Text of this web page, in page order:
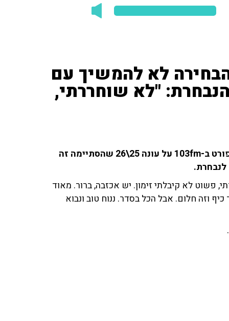
לא להמשיך עם
"לא שוחררתי,
מגן בית"ר ירושלים ירדן כהן שוחח עם צוות תוכנית הספורט ב-103fm על עונה 25\26 שהסתיימה זה
פשוט לא קיבלתי זימון. יש אכזבה, ברור. מאוד
וזה חלום. אבל הכל בסדר. ננוח טוב ונבוא